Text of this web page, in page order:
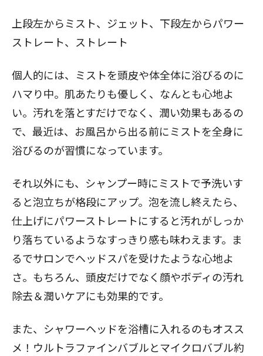
上段左からミスト、ジェット、下段左からパワー
ストレート、ストレート
個人的には、ミストを頭皮や体全体に浴びるのに
ハマり中。肌あたりも優しく、なんとも心地よ
い。汚れを落とすだけでなく、潤い効果もあるの
で、最近は、お風呂から出る前にミストを全身に
浴びるのが習慣になっています。
それ以外にも、シャンプー時にミストで予洗いす
ると泡立ちが格段にアップ。泡を流し終えたら、
仕上げにパワーストレートにすると汚れがしっか
り落ちているようなすっきり感も味わえます。ま
るでサロンでヘッドスパを受けたような心地よ
さ。もちろん、頭皮だけでなく顔やボディの汚れ
除去＆潤いケアにも効果的です。
また、シャワーヘッドを浴槽に入れるのもオスス
メ！ウルトラファインバブルとマイクロバブル約